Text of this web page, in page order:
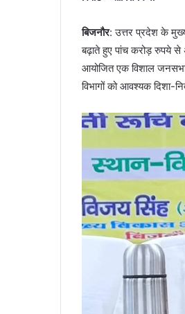
बिजनौर: उत्तर प्रदेश के
बढ़ाते हुए पांच करोड़ रुपये से
आयोजित एक विशाल
विभागों को आवश्यक दिशा-